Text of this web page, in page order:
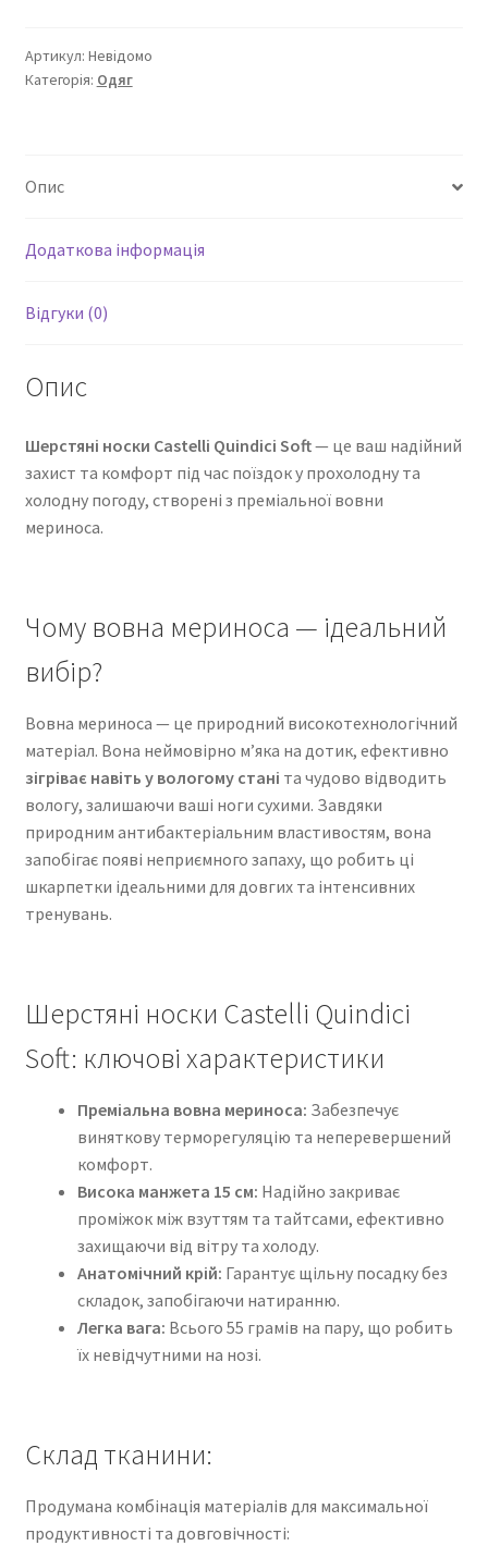
Soft
кількість
Артикул: Невідомо
Категорія: Одяг
Опис
Додаткова інформація
Відгуки (0)
Опис
Шерстяні носки Castelli Quindici Soft— це ваш надійний
захист та комфорт під час поїздок у прохолодну та
холодну погоду, створені з преміальної вовни
мериноса.
Чому вовна мериноса — ідеальний
вибір?
Вовна мериноса — це природний високотехнологічний
матеріал. Вона неймовірно м’яка на дотик, ефективно
зігріває навіть у вологому стані та чудово відводить
вологу, залишаючи ваші ноги сухими. Завдяки
природним антибактеріальним властивостям, вона
запобігає появі неприємного запаху, що робить ці
шкарпетки ідеальними для довгих та інтенсивних
тренувань.
Шерстяні носки Castelli Quindici
Soft: ключові характеристики
Преміальна вовна мериноса: Забезпечує
виняткову терморегуляцію та неперевершений
комфорт.
Висока манжета 15 см: Надійно закриває
проміжок між взуттям та тайтсами, ефективно
захищаючи від вітру та холоду.
Анатомічний крій: Гарантує щільну посадку без
складок, запобігаючи натиранню.
Легка вага: Всього 55 грамів на пару, що робить
їх невідчутними на нозі.
Склад тканини:
Продумана комбінація матеріалів для максимальної
продуктивності та довговічності: